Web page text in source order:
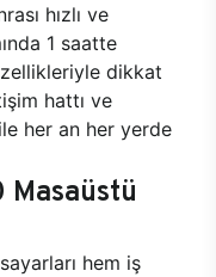
hızlı ve
1 saatte
dikkat
hattı ve
her an her yerde
hem iş